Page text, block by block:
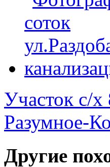
Участок
Разумное-
Другие